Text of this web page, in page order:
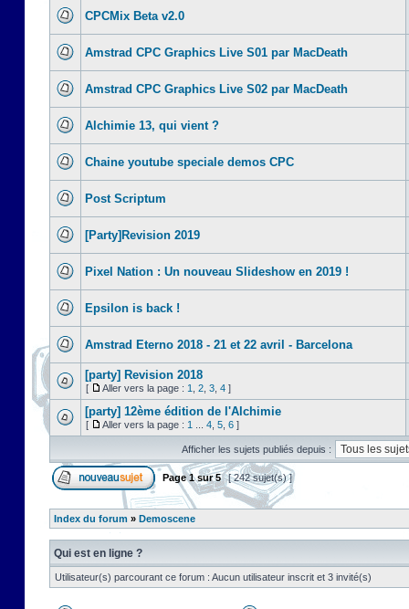
CPCMix Beta v2.0
Amstrad CPC Graphics Live S01 par MacDeath
Amstrad CPC Graphics Live S02 par MacDeath
Alchimie 13, qui vient ?
Chaine youtube speciale demos CPC
Post Scriptum
[Party]Revision 2019
Pixel Nation : Un nouveau Slideshow en 2019 !
Epsilon is back !
Amstrad Eterno 2018 - 21 et 22 avril - Barcelona
[party] Revision 2018
[ Aller vers la page : 1 2 3 4 ]
[party] 12ème édition de l'Alchimie
[ Aller vers la page : 1 4 5 6 ]
Afficher les sujets publiés depuis :
Page1sur5 [ 242 sujet(s) ]
Index du forum » Demoscene
Qui est en ligne ?
Utilisateur(s) parcourant ce forum : Aucun utilisateur inscrit et 3 invité(s)